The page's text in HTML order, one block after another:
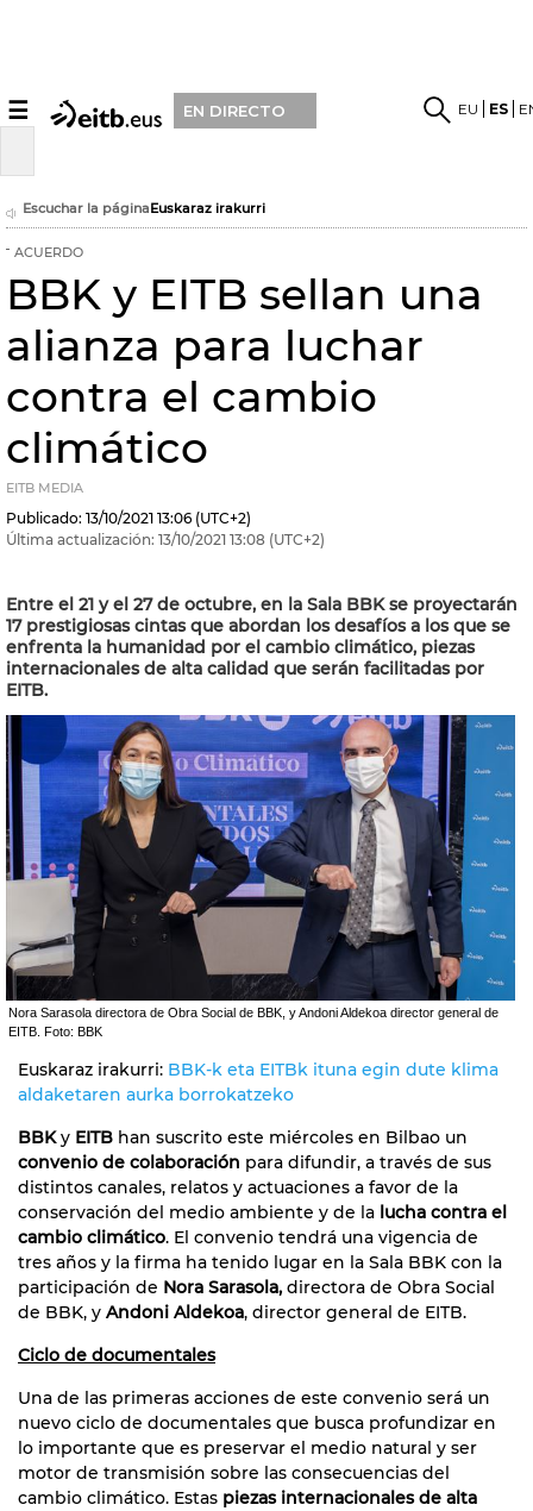
☰ EN DIRECTO EU ES
Escuchar la páginaEuskaraz irakurri
ACUERDO
BBK y EITB sellan una
alianza para luchar
contra el cambio
climático
EITB MEDIA
Publicado: 13/10/2021 13:06 (UTC+2)
Última actualización: 13/10/2021 13:08 (UTC+2)
Entre el 21 y el 27 de octubre, en la Sala BBK se proyectarán
17 prestigiosas cintas que abordan los desafíos a los que se
enfrenta la humanidad por el cambio climático, piezas
internacionales de alta calidad que serán facilitadas por
EITB.
Nora Sarasola directora de Obra Social de BBK, y Andoni Aldekoa director general de
EITB. Foto: BBK
Euskaraz irakurri: BBK-k eta EITBk ituna egin dute klima
aldaketaren aurka borrokatzeko
BBKy EITB han suscrito este miércoles en Bilbao un
convenio de colaboración para difundir, a través de sus
distintos canales, relatos y actuaciones a favor de la
conservación del medio ambiente y de la lucha contra el
cambio climático. El convenio tendrá una vigencia de
tres años y la firma ha tenido lugar en la Sala BBK con la
participación de Nora Sarasola, directora de Obra Social
de BBK, y Andoni Aldekoa, director general de EITB.
Ciclo de documentales
Una de las primeras acciones de este convenio será un
nuevo ciclo de documentales que busca profundizar en
lo importante que es preservar el medio natural y ser
motor de transmisión sobre las consecuencias del
cambio climático. Estas piezas internacionales de alta